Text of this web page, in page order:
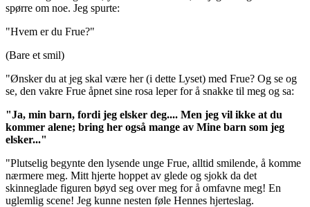
spørre om noe. Jeg spurte:
"Hvem er du Frue?"
(Bare et smil)
"Ønsker du at jeg skal være her (i dette Lyset) med Frue? Og se og
se, den vakre Frue åpnet sine rosa leper for å snakke til meg og sa:
"Ja, min barn, fordi jeg elsker deg.... Men jeg vil ikke at du
kommer alene; bring her også mange av Mine barn som jeg
elsker..."
"Plutselig begynte den lysende unge Frue, alltid smilende, å komme
nærmere meg. Mitt hjerte hoppet av glede og sjokk da det
skinneglade figuren bøyd seg over meg for å omfavne meg! En
uglemlig scene! Jeg kunne nesten føle Hennes hjerteslag.